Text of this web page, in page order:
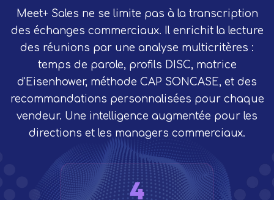
Meet+ Sales ne se limite pas à la transcription
des échanges commerciaux. Il enrichit la lecture
des réunions par une analyse multicritères :
temps de parole, profils DISC, matrice
d'Eisenhower, méthode CAP SONCASE, et des
recommandations personnalisées pour chaque
vendeur. Une intelligence augmentée pour les
directions et les managers commerciaux.
4